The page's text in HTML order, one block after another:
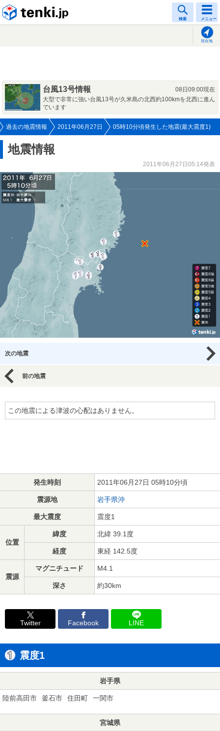
検索 メニュー
現在地
台風13号情報
08日09:00現在
大型で非常に強い台風13号が久米島の北西約100kmを北西に進ん
でいます
過去の地震情報 2011年06月27日 05時10分頃発生した地震(最大震度1)
地震情報
2011年06月27日05:14発表
次の地震
前の地震
この地震による津波の心配はありません。
発生時刻 2011年06月27日 05時10分頃
震源地 岩手県沖
最大震度 震度1
位置
緯度 北緯 39.1度
経度 東経 142.5度
震源
マグニチュード M4.1
深さ 約30km
Twitter Facebook LINE
震度1
岩手県
陸前高田市 釜石市 住田町 一関市
宮城県